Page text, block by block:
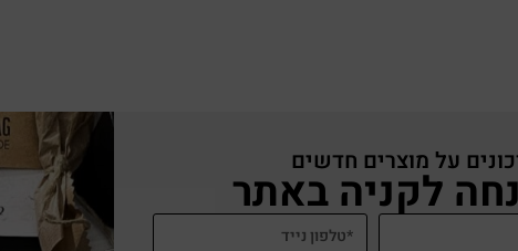
על מוצרים חדשים